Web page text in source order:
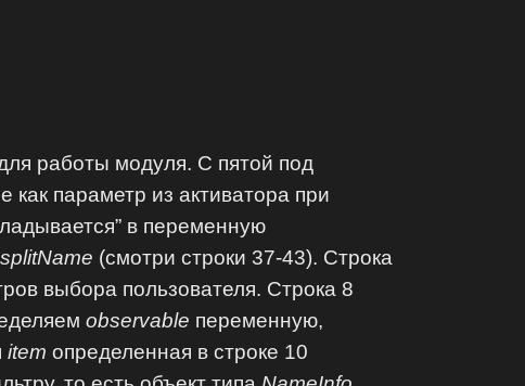
работы модуля. С пятой под
параметр из активатора при
в переменную
splitName (смотри строки 37-43). Строка
выбора пользователя. Строка 8
observable переменную,
item определенная в строке 10